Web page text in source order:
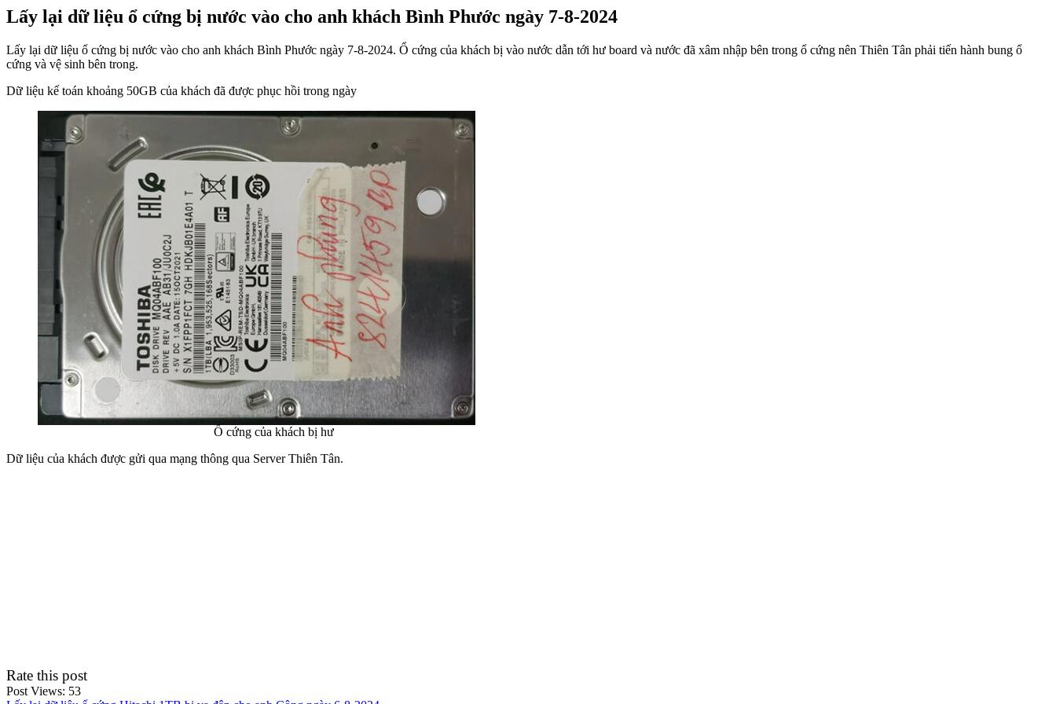
Lấy lại dữ liệu ổ cứng bị nước vào cho anh khách Bình Phước ngày 7-8-2024
Lấy lại dữ liệu ổ cứng bị nước vào cho anh khách Bình Phước ngày 7-8-2024. Ổ cứng của khách bị vào nước dẫn tới hư board và nước đã xâm nhập bên trong ổ cứng nên Thiên Tân phải tiến hành bung ổ
cứng và vệ sinh bên trong.
Dữ liệu kế toán khoảng 50GB của khách đã được phục hồi trong ngày
Ổ cứng của khách bị hư
Dữ liệu của khách được gửi qua mạng thông qua Server Thiên Tân.
Rate this post
Post Views: 53